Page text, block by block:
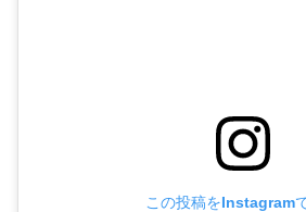
この投稿をInstagram